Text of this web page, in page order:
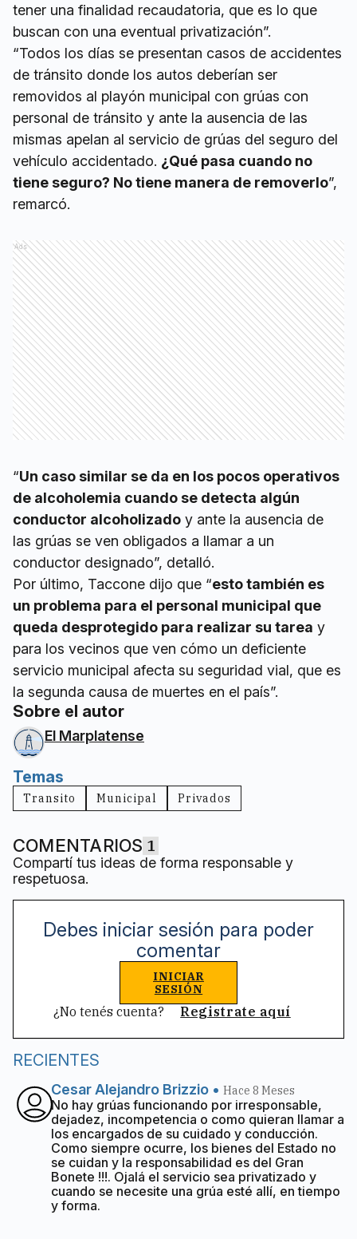
tener una finalidad recaudatoria, que es lo que
buscan con una eventual privatización”.
“Todos los días se presentan casos de accidentes
de tránsito donde los autos deberían ser
removidos al playón municipal con grúas con
personal de tránsito y ante la ausencia de las
mismas apelan al servicio de grúas del seguro del
vehículo accidentado. ¿Qué pasa cuando no
tiene seguro? No tiene manera de removerlo”,
remarcó.
Ads
“Un caso similar se da en los pocos operativos
de alcoholemia cuando se detecta algún
conductor alcoholizado y ante la ausencia de
las grúas se ven obligados a llamar a un
conductor designado”, detalló.
Por último, Taccone dijo que “esto también es
un problema para el personal municipal que
queda desprotegido para realizar su tarea y
para los vecinos que ven cómo un deficiente
servicio municipal afecta su seguridad vial, que es
la segunda causa de muertes en el país”.
Sobre el autor
El Marplatense
Temas
Transito Municipal Privados
COMENTARIOS 1
Compartí tus ideas de forma responsable y
respetuosa.
Debes iniciar sesión para poder
comentar
INICIAR
SESIÓN
¿No tenés cuenta? Registrate aquí
RECIENTES
Cesar Alejandro Brizzio • Hace 8 Meses
No hay grúas funcionando por irresponsable,
dejadez, incompetencia o como quieran llamar a
los encargados de su cuidado y conducción.
Como siempre ocurre, los bienes del Estado no
se cuidan y la responsabilidad es del Gran
Bonete !!!. Ojalá el servicio sea privatizado y
cuando se necesite una grúa esté allí, en tiempo
y forma.